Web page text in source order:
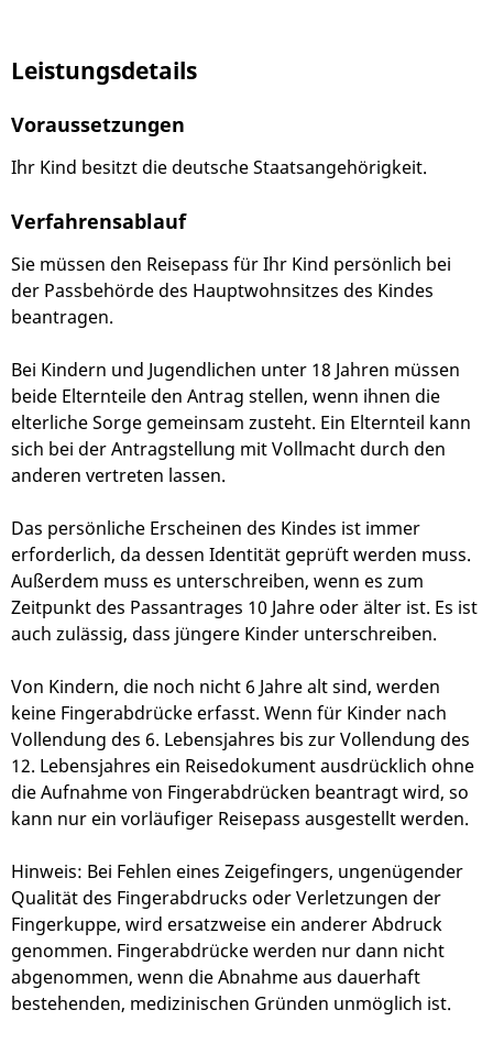
Leistungsdetails
Voraussetzungen
Ihr Kind besitzt die deutsche Staatsangehörigkeit.
Verfahrensablauf
Sie müssen den Reisepass für Ihr Kind persönlich bei
der Passbehörde des Hauptwohnsitzes des Kindes
beantragen.
Bei Kindern und Jugendlichen unter 18 Jahren müssen
beide Elternteile den Antrag stellen, wenn ihnen die
elterliche Sorge gemeinsam zusteht. Ein Elternteil kann
sich bei der Antragstellung mit Vollmacht durch den
anderen vertreten lassen.
Das persönliche Erscheinen des Kindes ist immer
erforderlich, da dessen Identität geprüft werden muss.
Außerdem muss es unterschreiben, wenn es zum
Zeitpunkt des Passantrages 10 Jahre oder älter ist. Es ist
auch zulässig, dass jüngere Kinder unterschreiben.
Von Kindern, die noch nicht 6 Jahre alt sind, werden
keine Fingerabdrücke erfasst. Wenn für Kinder nach
Vollendung des 6. Lebensjahres bis zur Vollendung des
12. Lebensjahres ein Reisedokument ausdrücklich ohne
die Aufnahme von Fingerabdrücken beantragt wird, so
kann nur ein vorläufiger Reisepass ausgestellt werden.
Hinweis: Bei Fehlen eines Zeigefingers, ungenügender
Qualität des Fingerabdrucks oder Verletzungen der
Fingerkuppe, wird ersatzweise ein anderer Abdruck
genommen. Fingerabdrücke werden nur dann nicht
abgenommen, wenn die Abnahme aus dauerhaft
bestehenden, medizinischen Gründen unmöglich ist.